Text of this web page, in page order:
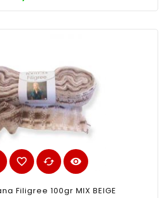
favorite_border cached visibility
Filigree 100gr MIX BEIGE